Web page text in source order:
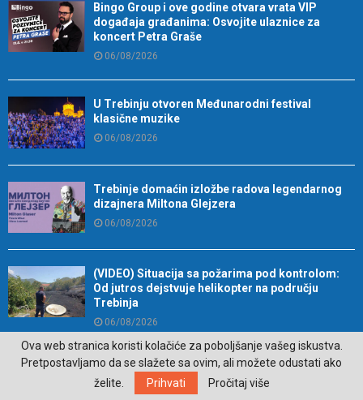
Bingo Group i ove godine otvara vrata VIP
događaja građanima: Osvojite ulaznice za
koncert Petra Graše
06/08/2026
U Trebinju otvoren Međunarodni festival
klasične muzike
06/08/2026
Trebinje domaćin izložbe radova legendarnog
dizajnera Miltona Glejzera
06/08/2026
(VIDEO) Situacija sa požarima pod kontrolom:
Od jutros dejstvuje helikopter na području
Trebinja
06/08/2026
Ova tri horoskopska znaka najčešće sami sebi
zakomplikuju život
Ova web stranica koristi kolačiće za poboljšanje vašeg iskustva.
Pretpostavljamo da se slažete sa ovim, ali možete odustati ako
želite.
Prihvati Pročitaj više